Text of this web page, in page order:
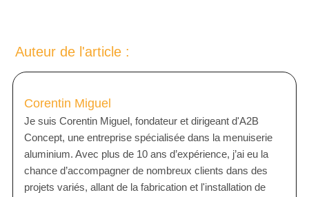
I
V
:
Auteur de l'article :
Corentin Miguel
Je suis Corentin Miguel, fondateur et dirigeant d'A2B
Concept, une entreprise spécialisée dans la menuiserie
aluminium. Avec plus de 10 ans d’expérience, j’ai eu la
chance d’accompagner de nombreux clients dans des
projets variés, allant de la fabrication et l'installation de